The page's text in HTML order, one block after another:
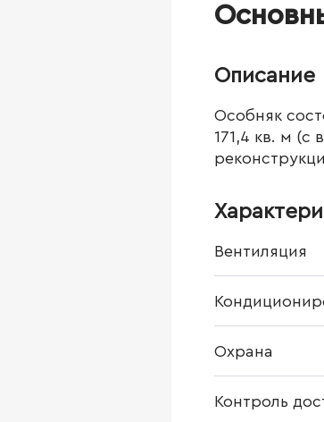
Описание
Особняк
171,4 кв. м (с
Вентиляция
Охрана
Контроль